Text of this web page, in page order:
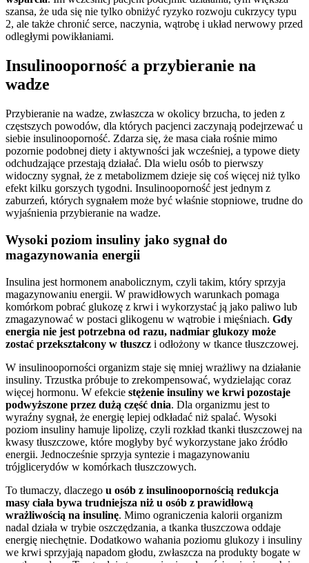
szansa, że uda się nie tylko obniżyć ryzyko rozwoju cukrzycy typu
2, ale także chronić serce, naczynia, wątrobę i układ nerwowy przed
odległymi powikłaniami.
Insulinooporność a przybieranie na
wadze
Przybieranie na wadze, zwłaszcza w okolicy brzucha, to jeden z
częstszych powodów, dla których pacjenci zaczynają podejrzewać u
siebie insulinooporność. Zdarza się, że masa ciała rośnie mimo
pozornie podobnej diety i aktywności jak wcześniej, a typowe diety
odchudzające przestają działać. Dla wielu osób to pierwszy
widoczny sygnał, że z metabolizmem dzieje się coś więcej niż tylko
efekt kilku gorszych tygodni. Insulinooporność jest jednym z
zaburzeń, których sygnałem może być właśnie stopniowe, trudne do
wyjaśnienia przybieranie na wadze.
Wysoki poziom insuliny jako sygnał do
magazynowania energii
Insulina jest hormonem anabolicznym, czyli takim, który sprzyja
magazynowaniu energii. W prawidłowych warunkach pomaga
komórkom pobrać glukozę z krwi i wykorzystać ją jako paliwo lub
zmagazynować w postaci glikogenu w wątrobie i mięśniach. Gdy
energia nie jest potrzebna od razu, nadmiar glukozy może
zostać przekształcony w tłuszcz i odłożony w tkance tłuszczowej.
W insulinooporności organizm staje się mniej wrażliwy na działanie
insuliny. Trzustka próbuje to zrekompensować, wydzielając coraz
więcej hormonu. W efekcie stężenie insuliny we krwi pozostaje
podwyższone przez dużą część dnia. Dla organizmu jest to
wyraźny sygnał, że energię lepiej odkładać niż spalać. Wysoki
poziom insuliny hamuje lipolizę, czyli rozkład tkanki tłuszczowej na
kwasy tłuszczowe, które mogłyby być wykorzystane jako źródło
energii. Jednocześnie sprzyja syntezie i magazynowaniu
trójglicerydów w komórkach tłuszczowych.
To tłumaczy, dlaczego u osób z insulinoopornością redukcja
masy ciała bywa trudniejsza niż u osób z prawidłową
wrażliwością na insulinę. Mimo ograniczenia kalorii organizm
nadal działa w trybie oszczędzania, a tkanka tłuszczowa oddaje
energię niechętnie. Dodatkowo wahania poziomu glukozy i insuliny
we krwi sprzyjają napadom głodu, zwłaszcza na produkty bogate w